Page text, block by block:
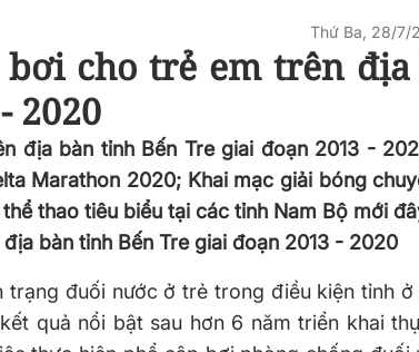
Thứ Ba, 28/7/
bơi cho trẻ em trên
2020
địa bàn tỉnh Bến Tre giai đoạn 2013 -
Marathon 2020; Khai mạc giải bóng
thao tiêu biểu tại các tỉnh Nam Bộ mới
bàn tỉnh Bến Tre giai đoạn 2013 - 2020
đuối nước ở trẻ trong điều kiện tỉnh
quả nổi bật sau hơn 6 năm triển khai